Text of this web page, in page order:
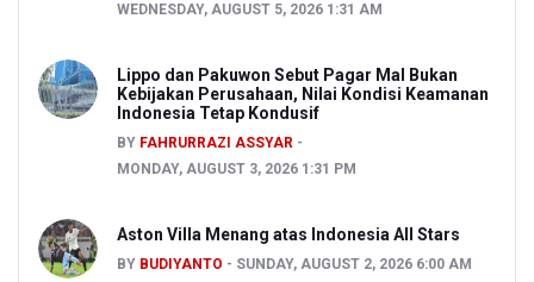
WEDNESDAY, AUGUST 5, 2026 1:31 AM
Lippo dan Pakuwon Sebut Pagar Mal Bukan
Kebijakan Perusahaan, Nilai Kondisi Keamanan
Indonesia Tetap Kondusif
BY FAHRURRAZI ASSYAR
MONDAY, AUGUST 3, 2026 1:31 PM
Aston Villa Menang atas Indonesia All Stars
BY BUDIYANTO SUNDAY, AUGUST 2, 2026 6:00 AM